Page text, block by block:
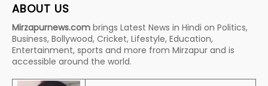
ABOUT US
Mirzapurnews.com brings Latest News in Hindi on Politics,
Business, Bollywood, Cricket, Lifestyle, Education,
Entertainment, sports and more from Mirzapur and is
accessible around the world.